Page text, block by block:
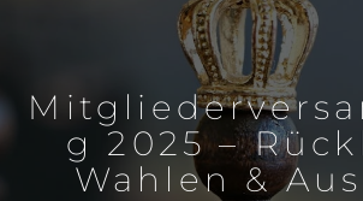
G 2025 –
Wahlen &